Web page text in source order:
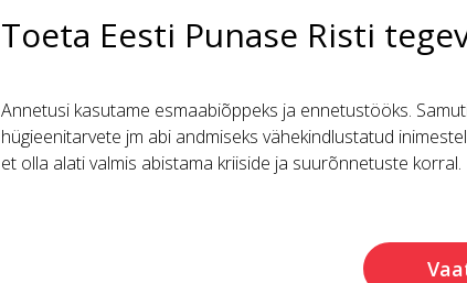
Toeta Eesti Punase Risti
Annetusi kasutame esmaabiõppeks ja ennetustööks.
hügieenitarvete jm abi andmiseks vähekindlustatud
et olla alati valmis abistama kriiside ja suurõnnetuste korral.